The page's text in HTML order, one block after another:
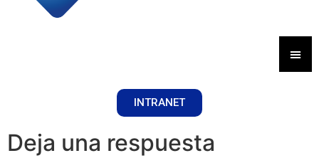
INTRANET
Deja una respuesta